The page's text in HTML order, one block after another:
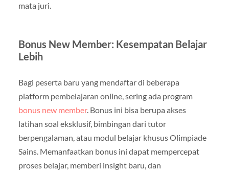
mata juri.
Bonus New Member: Kesempatan Belajar
Lebih
Bagi peserta baru yang mendaftar di beberapa
platform pembelajaran online, sering ada program
bonus new member. Bonus ini bisa berupa akses
latihan soal eksklusif, bimbingan dari tutor
berpengalaman, atau modul belajar khusus Olimpiade
Sains. Memanfaatkan bonus ini dapat mempercepat
proses belajar, memberi insight baru, dan